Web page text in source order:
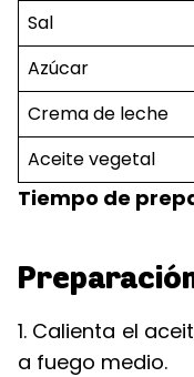
Sal
Azúcar
Crema de leche
Aceite vegetal
Tiempo de
1. Calienta el
a fuego medio.